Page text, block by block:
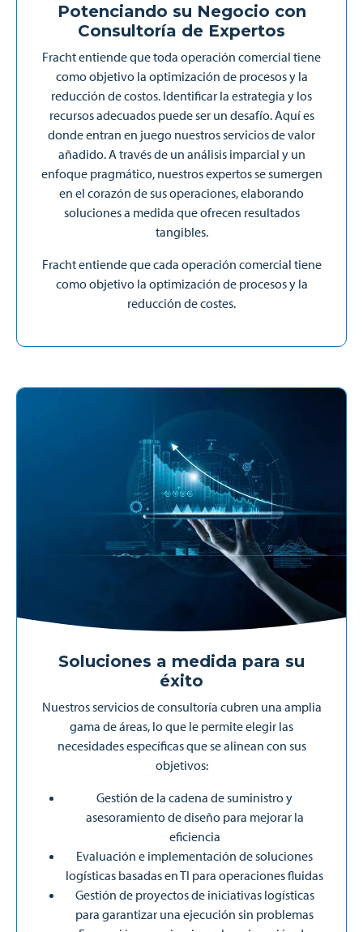
Potenciando su Negocio con
Consultoría de Expertos
Fracht entiende que toda operación comercial tiene
como objetivo la optimización de procesos y la
reducción de costos. Identificar la estrategia y los
recursos adecuados puede ser un desafío. Aquí es
donde entran en juego nuestros servicios de valor
añadido. A través de un análisis imparcial y un
enfoque pragmático, nuestros expertos se sumergen
en el corazón de sus operaciones, elaborando
soluciones a medida que ofrecen resultados
tangibles.
Fracht entiende que cada operación comercial tiene
como objetivo la optimización de procesos y la
reducción de costes.
Soluciones a medida para su
éxito
Nuestros servicios de consultoría cubren una amplia
gama de áreas, lo que le permite elegir las
necesidades específicas que se alinean con sus
objetivos:
Gestión de la cadena de suministro y
asesoramiento de diseño para mejorar la
eficiencia
Evaluación e implementación de soluciones
logísticas basadas en TI para operaciones fluidas
Gestión de proyectos de iniciativas logísticas
para garantizar una ejecución sin problemas